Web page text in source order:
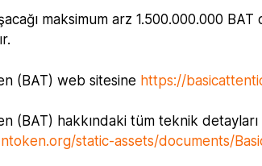
maksimum arz 1.500.000.000 BAT
(BAT) web sitesine https://
(BAT) hakkındaki tüm teknik detayları
static-assets/documents/